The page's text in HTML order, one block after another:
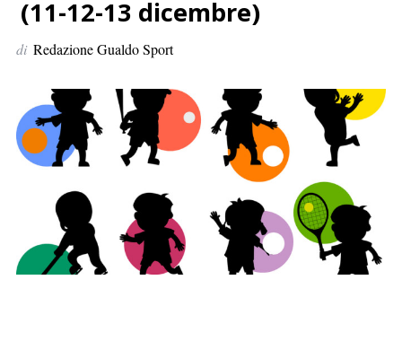
e
r
(11-12-13 dicembre)
di Redazione Gualdo Sport